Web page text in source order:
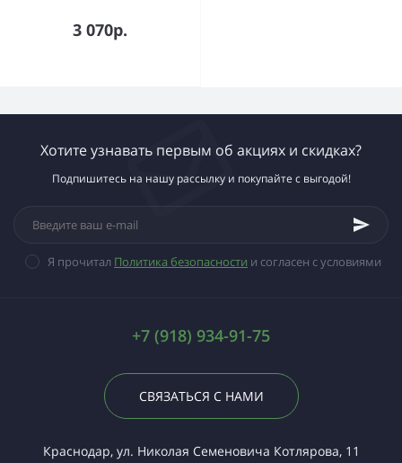
3 070р.
Хотите узнавать первым об акциях и скидках?
Подпишитесь на нашу рассылку и покупайте с выгодой!
Я прочитал Политика безопасности и согласен с условиями
+7 (918) 934-91-75
СВЯЗАТЬСЯ С НАМИ
Краснодар, ул. Николая Семеновича Котлярова, 11